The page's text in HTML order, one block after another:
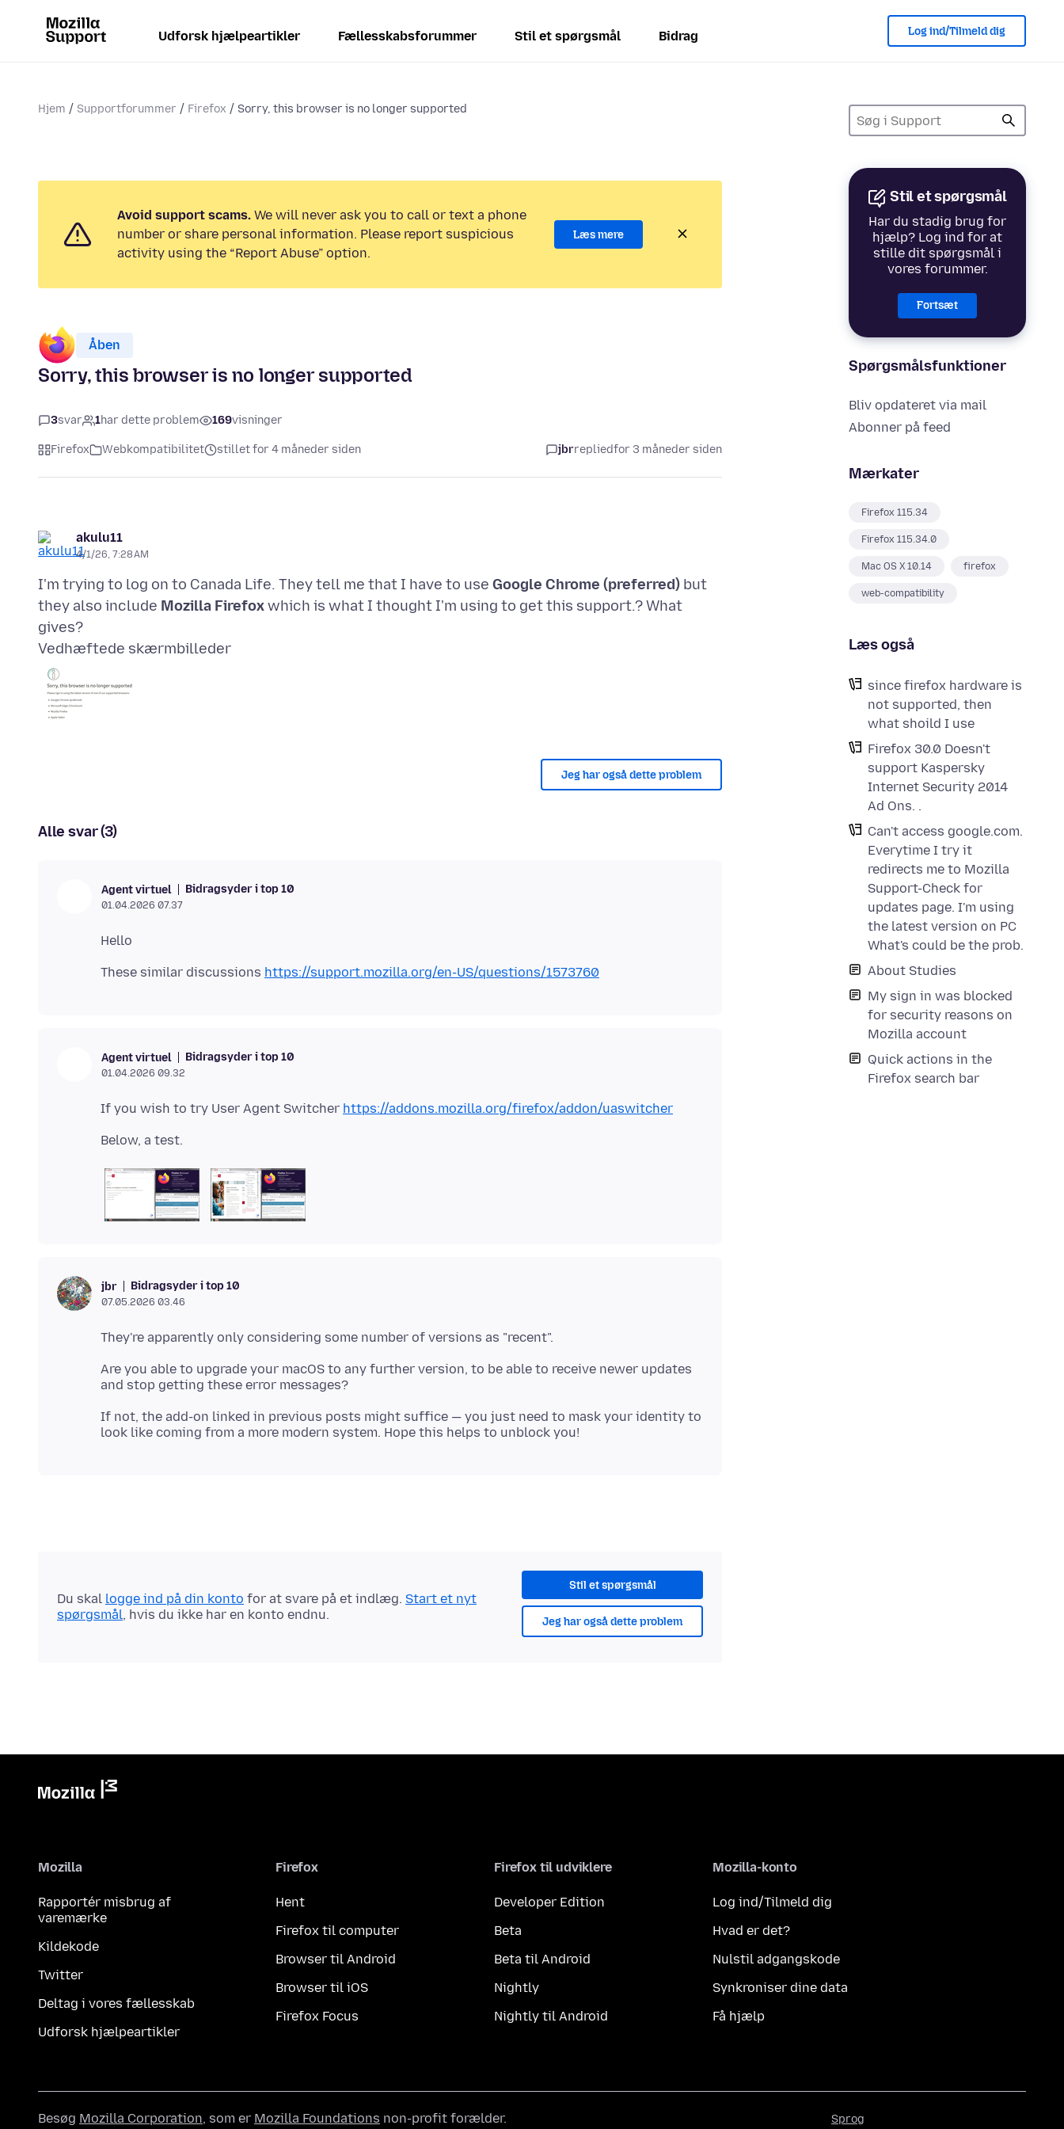
Udforsk hjælpeartikler Fællesskabsforummer Stil et spørgsmål Bidrag Log ind/Tilmeld dig
Hjem Supportforummer Firefox Sorry, this browser is no longer supported
Stil et spørgsmål
Har du stadig brug for
hjælp? Log ind for at
stille dit spørgsmål i
vores forummer.
Fortsæt
Spørgsmålsfunktioner
Bliv opdateret via mail
Abonner på feed
Mærkater
Firefox 115.34
Firefox 115.34.0
Mac OS X 10.14 firefox
web-compatibility
Læs også
since firefox hardware is
not supported, then
what shoild I use
Firefox 30.0 Doesn't
support Kaspersky
Internet Security 2014
Ad Ons. .
Can't access google.com.
Everytime I try it
redirects me to Mozilla
Support-Check for
updates page. I'm using
the latest version on PC
What's could be the prob.
About Studies
My sign in was blocked
for security reasons on
Mozilla account
Quick actions in the
Firefox search bar
Avoid support scams. We will never ask you to call or text a phone
number or share personal information. Please report suspicious
activity using the “Report Abuse” option.
Læs mere
Åben
Sorry, this browser is no longer supported
3svar 1har dette problem 169visninger
Firefox Webkompatibilitet stillet for 4 måneder siden jbrrepliedfor 3 måneder siden
akulu11
4/1/26, 7:28 AM
I'm trying to log on to Canada Life. They tell me that I have to use Google Chrome (preferred) but
they also include Mozilla Firefoxwhich is what I thought I'm using to get this support.? What
Vedhæftede skærmbilleder
Jeg har også dette problem
Alle svar (3)
Agent virtuel Bidragsyder i top 10
01.04.2026 07.37
These similar discussions https://support.mozilla.org/en-US/questions/1573760
Agent virtuel Bidragsyder i top 10
01.04.2026 09.32
If you wish to try User Agent Switcher https://addons.mozilla.org/firefox/addon/uaswitcher
jbr Bidragsyder i top 10
07.05.2026 03.46
Are you able to upgrade your macOS to any further version, to be able to receive newer updates
If not, the add-on linked in previous posts might suffice — you just need to mask your identity to
Stil et spørgsmål
Jeg har også dette problem
Du skal logge ind på din konto for at svare på et indlæg. Start et nyt
spørgsmål, hvis du ikke har en konto endnu.
Mozilla
Rapportér misbrug af
varemærke
Kildekode
Twitter
Deltag i vores fællesskab
Udforsk hjælpeartikler
Firefox
Hent
Firefox til computer
Browser til Android
Browser til iOS
Firefox Focus
Firefox til udviklere
Developer Edition
Beta
Beta til Android
Nightly
Nightly til Android
Mozilla-konto
Log ind/Tilmeld dig
Hvad er det?
Nulstil adgangskode
Synkroniser dine data
Få hjælp
Sprog
Besøg Mozilla Corporation, som er Mozilla Foundations non-profit forælder.